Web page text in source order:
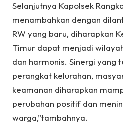
Selanjutnya Kapolsek
menambahkan dengan
RW yang baru, diharapkan
Timur dapat menjadi
dan harmonis. Sinergi yang
perangkat kelurahan,
keamanan diharapkan
perubahan positif dan
warga,”tambahnya.